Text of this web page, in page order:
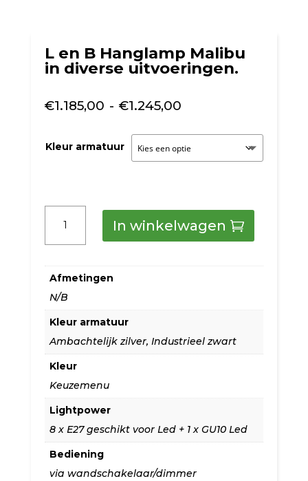
L en B Hanglamp Malibu
in diverse uitvoeringen.
€1.185,00 - €1.245,00Prijsklasse:
tot
€1.245,00
Kleur armatuur
B
Hanglamp
Malibu
in
diverse
uitvoeringen.
aantal
In winkelwagen
Afmetingen
N/B
Kleur armatuur
Ambachtelijk zilver, Industrieel zwart
Kleur
Keuzemenu
Lightpower
8 x E27 geschikt voor Led + 1 x GU10 Led
Bediening
via wandschakelaar/dimmer